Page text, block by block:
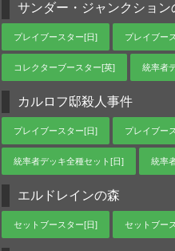
サンダー・ジャンクション
プレイブースター[日] プレイブー
コレクターブースター[英] 統率者
カルロフ邸殺人事件
プレイブースター[日] プレイブー
統率者デッキ全種セット[日] 統率
エルドレインの森
セットブースター[日] セットブー